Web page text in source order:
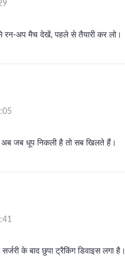
से रन‑अप मैच देखें, पहले से तैयारी कर लो।
अब जब धूप निकली है तो सब खिलते हैं।
के बाद छुपा ट्रैकिंग डिवाइस लगा है।